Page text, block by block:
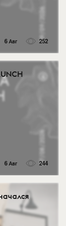
6 Авг 252
6 Авг 244